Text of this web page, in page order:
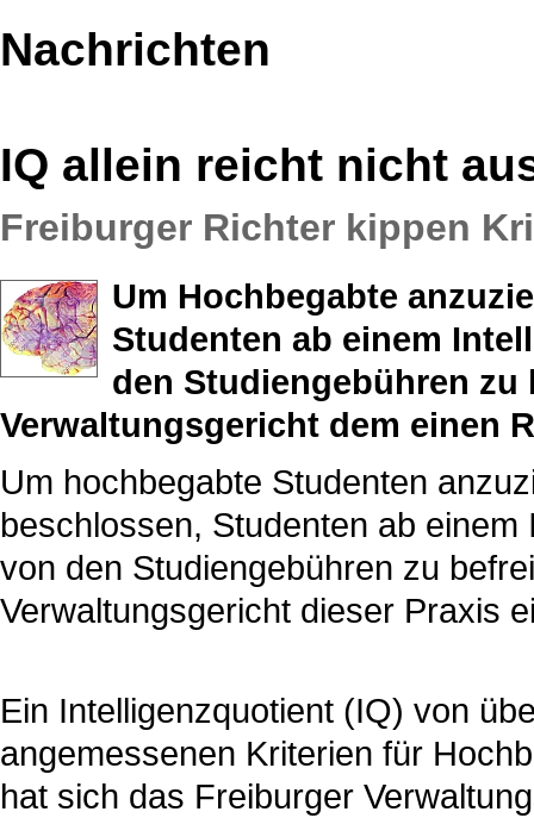
Nachrichten
IQ allein reicht nicht
Freiburger Richter kippen
Um Hochbegabte
Studenten ab einem
den Studiengebühren zu
Verwaltungsgericht dem einen
Um hochbegabte Studenten
beschlossen, Studenten ab
von den Studiengebühren zu
Verwaltungsgericht dieser Praxis
Ein Intelligenzquotient (IQ) von
angemessenen Kriterien für
hat sich das Freiburger